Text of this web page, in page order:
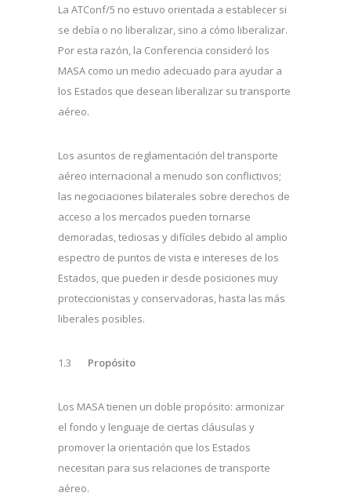
La ATConf/5 no estuvo orientada a establecer si
se debía o no liberalizar, sino a cómo liberalizar.
Por esta razón, la Conferencia consideró los
MASA como un medio adecuado para ayudar a
los Estados que desean liberalizar su transporte
aéreo.
Los asuntos de reglamentación del transporte
aéreo internacional a menudo son conflictivos;
las negociaciones bilaterales sobre derechos de
acceso a los mercados pueden tornarse
demoradas, tediosas y difíciles debido al amplio
espectro de puntos de vista e intereses de los
Estados, que pueden ir desde posiciones muy
proteccionistas y conservadoras, hasta las más
liberales posibles.
1.3 Propósito
Los MASA tienen un doble propósito: armonizar
el fondo y lenguaje de ciertas cláusulas y
promover la orientación que los Estados
necesitan para sus relaciones de transporte
aéreo.